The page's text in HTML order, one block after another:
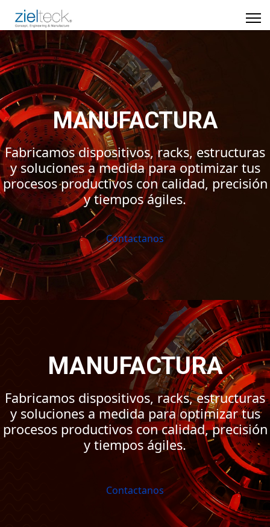
MANUFACTURA
Fabricamos dispositivos, racks, estructuras
y soluciones a medida para optimizar tus
procesos productivos con calidad, precisión
y tiempos ágiles.
Contactanos
MANUFACTURA
Fabricamos dispositivos, racks, estructuras
y soluciones a medida para optimizar tus
procesos productivos con calidad, precisión
y tiempos ágiles.
Contactanos